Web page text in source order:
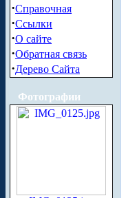
·Справочная
·Ссылки
·О сайте
·Обратная связь
·Дерево Сайта
Фотографии